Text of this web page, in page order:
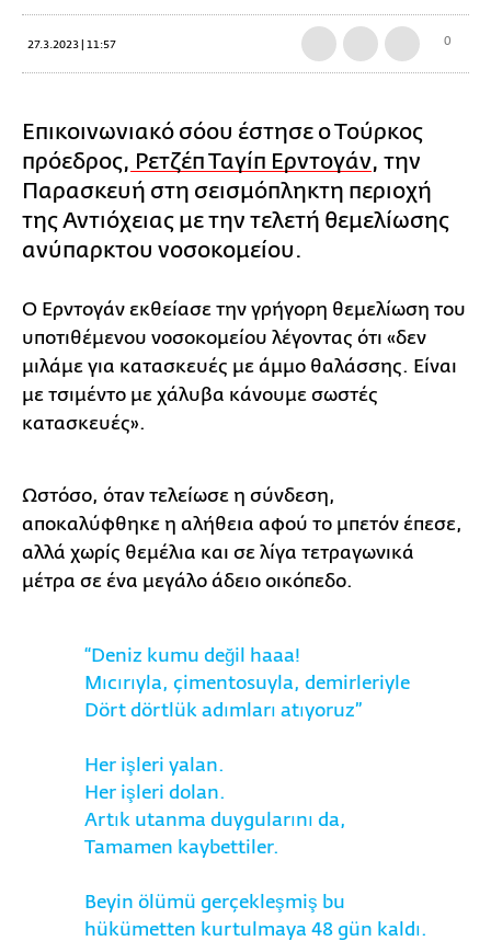
27.3.2023 | 11:57 0
Επικοινωνιακό σόου έστησε ο Τούρκος
πρόεδρος, Ρετζέπ Ταγίπ Ερντογάν, την
Παρασκευή στη σεισμόπληκτη περιοχή
της Αντιόχειας με την τελετή θεμελίωσης
ανύπαρκτου νοσοκομείου.
Ο Ερντογάν εκθείασε την γρήγορη θεμελίωση του
υποτιθέμενου νοσοκομείου λέγοντας ότι «δεν
μιλάμε για κατασκευές με άμμο θαλάσσης. Είναι
με τσιμέντο με χάλυβα κάνουμε σωστές
κατασκευές».
Ωστόσο, όταν τελείωσε η σύνδεση,
αποκαλύφθηκε η αλήθεια αφού το μπετόν έπεσε,
αλλά χωρίς θεμέλια και σε λίγα τετραγωνικά
μέτρα σε ένα μεγάλο άδειο οικόπεδο.
“Deniz kumu değil haaa!
Mıcırıyla, çimentosuyla, demirleriyle
Dört dörtlük adımları atıyoruz”
Her işleri yalan.
Her işleri dolan.
Artık utanma duygularını da,
Tamamen kaybettiler.
Beyin ölümü gerçekleşmiş bu
hükümetten kurtulmaya 48 gün kaldı.